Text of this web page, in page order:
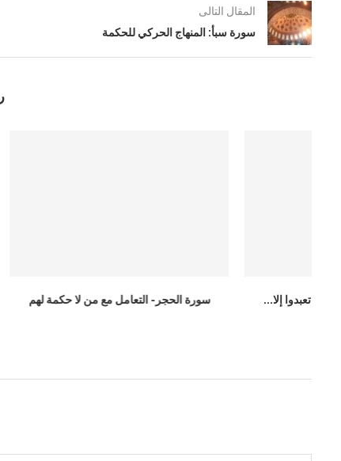
المقال التالى
سورة سبأ: المنهاج الحركي للحكمة
سورة الحجر- التعامل مع من لا حكمة لهم سورة